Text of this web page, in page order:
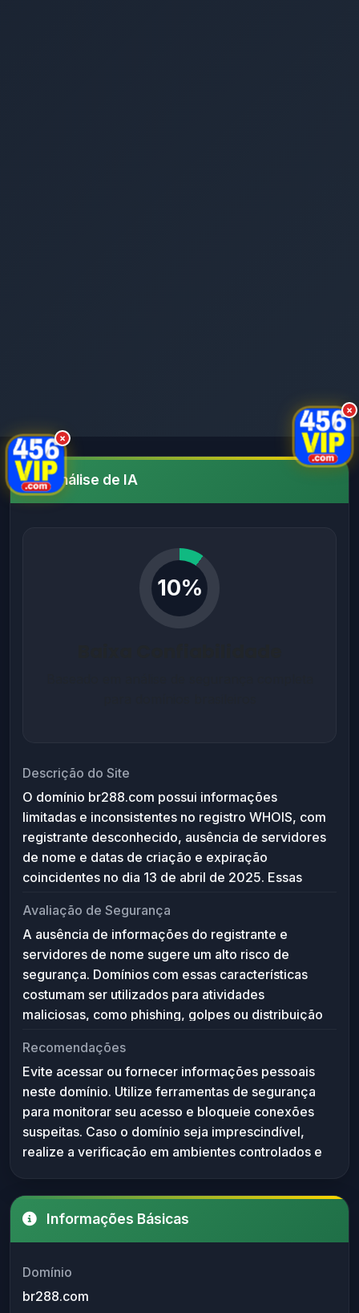
Análise de IA
10%
Descrição do Site
O domínio br288.com possui informações
limitadas e inconsistentes no registro WHOIS, com
registrante desconhecido, ausência de servidores
de nome e datas de criação e expiração
coincidentes no dia 13 de abril de 2025. Essas
não configurado, ser temporário ou mesmo
suspeito. Não há conteúdo acessível ou
informações adicionais que permitam descrever
seu propósito ou serviços oferecidos.
Avaliação de Segurança
A ausência de informações do registrante e
servidores de nome sugere um alto risco de
segurança. Domínios com essas características
costumam ser utilizados para atividades
maliciosas, como phishing, golpes ou distribuição
com este domínio. Caso necessário, utilize
soluções de segurança como antivírus,
bloqueadores de scripts e análise de tráfego
antes de qualquer acesso.
Recomendações
Evite acessar ou fornecer informações pessoais
neste domínio. Utilize ferramentas de segurança
para monitorar seu acesso e bloqueie conexões
suspeitas. Caso o domínio seja imprescindível,
realize a verificação em ambientes controlados e
Informações Básicas
Domínio
br288.com
×
×